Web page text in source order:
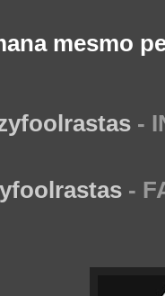
mesmo
rastas -
-